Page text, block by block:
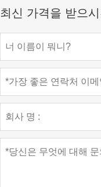
최신 가격을 받으